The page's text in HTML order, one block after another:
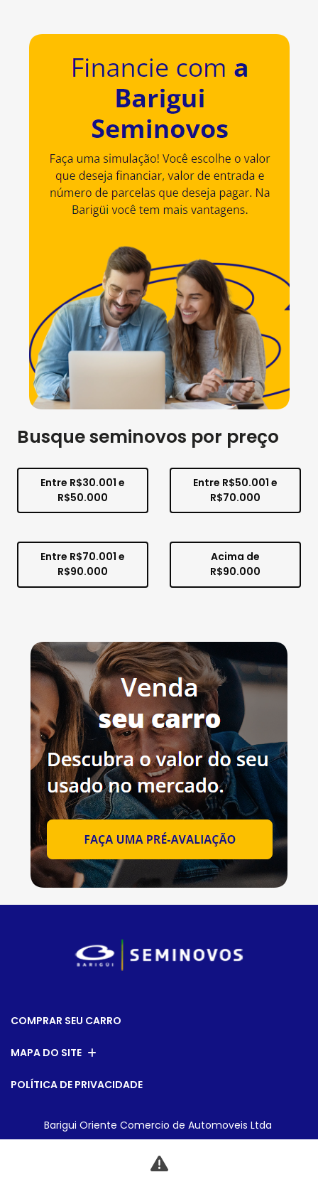
Busque seminovos por preço
Entre R$30.001 e
R$50.000
Entre R$50.001 e
R$70.000
Entre R$70.001 e
R$90.000
Acima de
R$90.000
COMPRAR SEU CARRO
MAPA DO SITE
POLÍTICA DE PRIVACIDADE
Barigui Oriente Comercio de Automoveis Ltda